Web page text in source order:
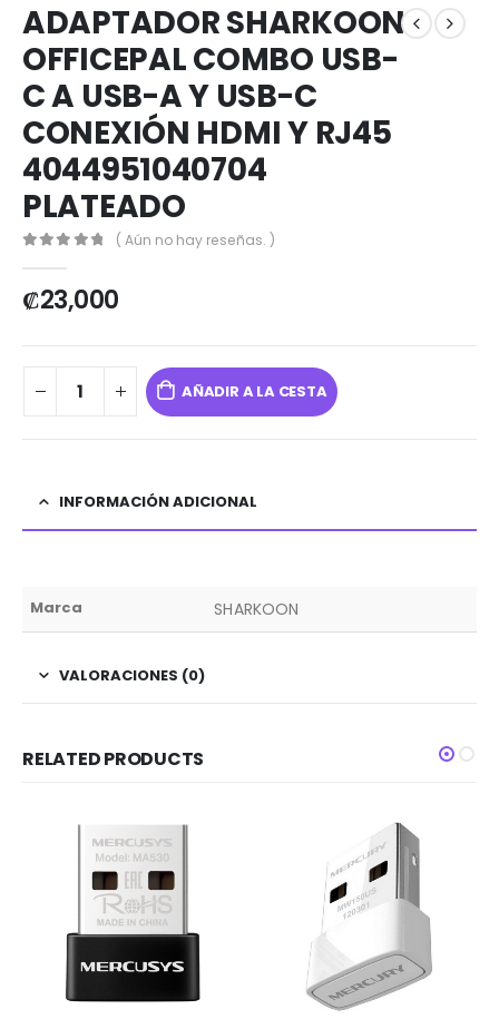
ADAPTADOR SHARKOON
OFFICEPAL COMBO USB-
C A USB-A Y USB-C
CONEXIÓN HDMI Y RJ45
4044951040704
PLATEADO
( Aún no hay reseñas. )
₡23,000
AÑADIR A LA CESTA
INFORMACIÓN ADICIONAL
Marca SHARKOON
VALORACIONES (0)
RELATED PRODUCTS